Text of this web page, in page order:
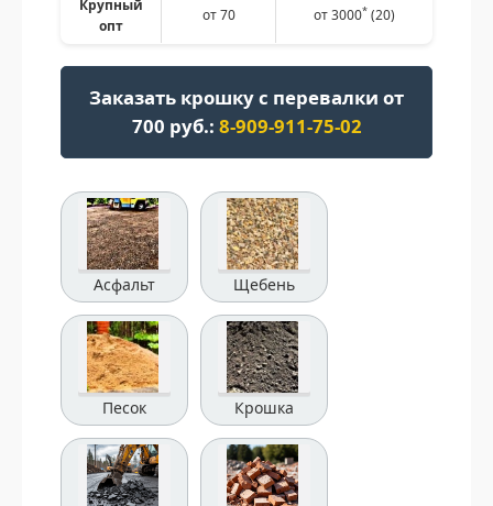
Крупный
опт
от 70 от 3000*(20)
Заказать крошку с перевалки от
700 руб.: 8-909-911-75-02
Асфальт Щебень
Песок Крошка